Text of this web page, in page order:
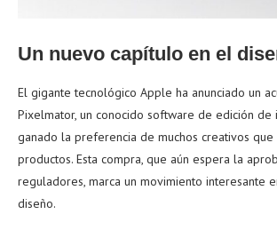
Un nuevo capítulo en el
El gigante tecnológico Apple ha anunciado un
Pixelmator, un conocido software de edición de
ganado la preferencia de muchos creativos que
productos. Esta compra, que aún espera la
reguladores, marca un movimiento interesante
diseño.